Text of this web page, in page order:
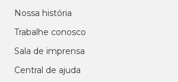
Nossa história
Trabalhe conosco
Sala de imprensa
Central de ajuda